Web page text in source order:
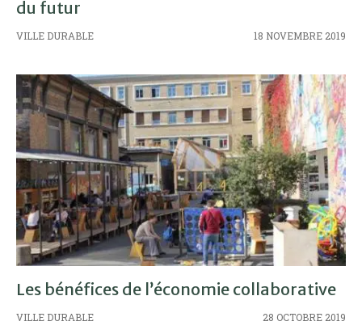
du futur
VILLE DURABLE 18 NOVEMBRE 2019
Les bénéfices de l’économie collaborative
VILLE DURABLE 28 OCTOBRE 2019